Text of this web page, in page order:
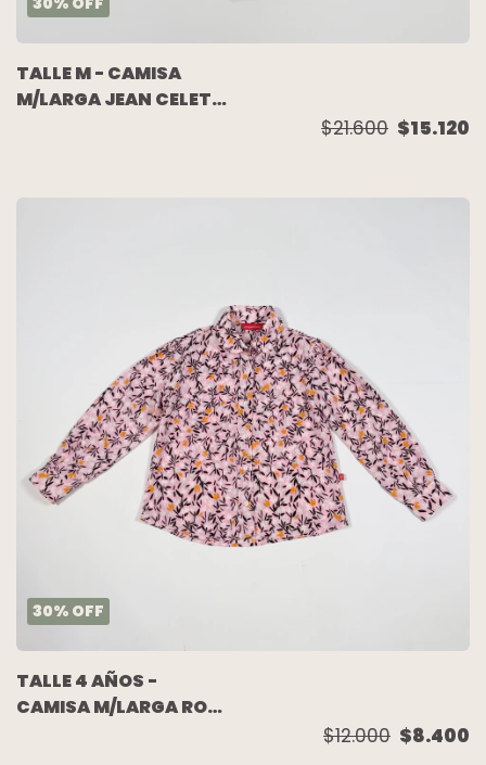
TALLE M - CAMISA
M/LARGA JEAN CELETE
$21.600 $15.120
30% OFF
TALLE 4 AÑOS -
CAMISA M/LARGA ROSA
$12.000 $8.400